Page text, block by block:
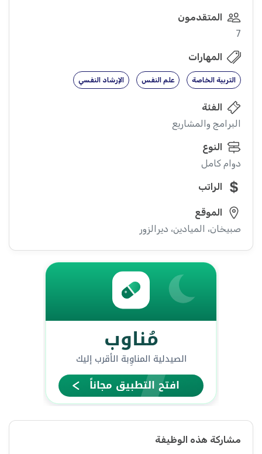
المتقدمون
7
المهارات
التربية الخاصة علم النفس الإرشاد النفسي
الفئة
البرامج والمشاريع
النوع
دوام كامل
الراتب
الموقع
صبيخان، الميادين، ديرالزور
مشاركة هذه الوظيفة